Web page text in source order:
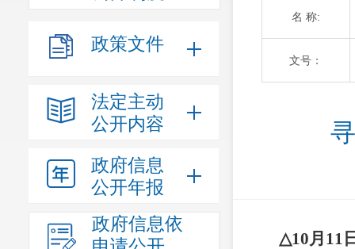
政策文件
法定主动
公开内容
政府信息
公开年报
政府信息依
名 称:
文号：
△10月 11